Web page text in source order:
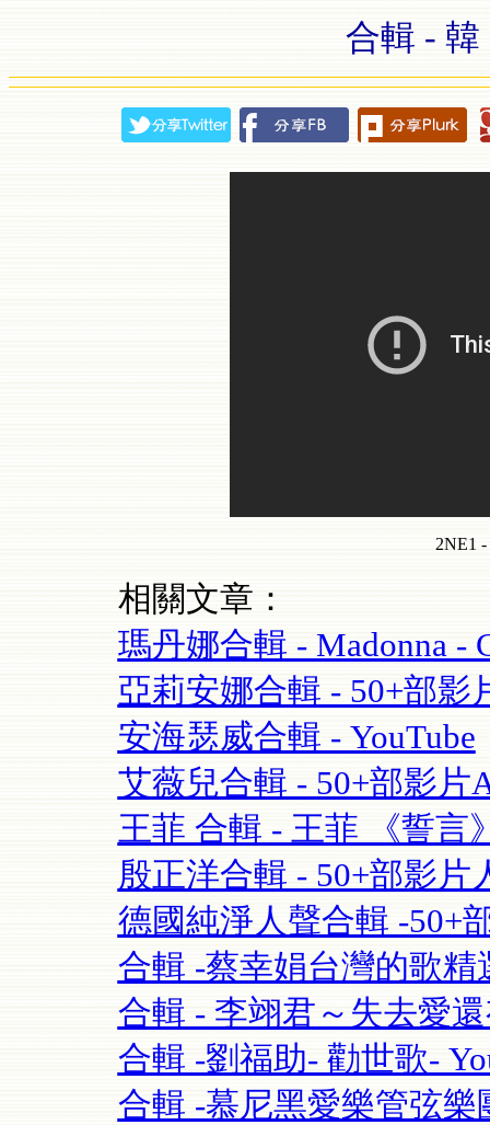
合輯 - 韓
2NE1
相關文章：
瑪丹娜合輯 - Madonna -
亞莉安娜合輯 - 50+部影
安海瑟威合輯 - YouTube
艾薇兒合輯 - 50+部影片
王菲 合輯 - 王菲 《誓言
殷正洋合輯 - 50+部影片
德國純淨人聲合輯 -50+
合輯 -蔡幸娟台灣的歌精
合輯 - 李翊君～失去愛
合輯 -劉福助- 勸世歌-
合輯 -慕尼黑愛樂管弦樂